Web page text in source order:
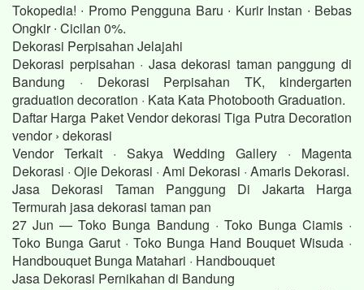
Tokopedia! ∙ Promo Pengguna Baru ∙ Kurir Instan ∙ Bebas
Ongkir ∙ Cicilan 0%.
Dekorasi Perpisahan Jelajahi
Dekorasi perpisahan · Jasa dekorasi taman panggung di
Bandung · Dekorasi Perpisahan TK, kindergarten
graduation decoration · Kata Kata Photobooth Graduation.
Daftar Harga Paket Vendor dekorasi Tiga Putra Decoration
vendor › dekorasi
Vendor Terkait · Sakya Wedding Gallery · Magenta
Dekorasi · Ojie Dekorasi · Ami Dekorasi · Amaris Dekorasi.
Jasa Dekorasi Taman Panggung Di Jakarta Harga
Termurah jasa dekorasi taman pan
27 Jun — Toko Bunga Bandung · Toko Bunga Ciamis ·
Toko Bunga Garut · Toko Bunga Hand Bouquet Wisuda ·
Handbouquet Bunga Matahari · Handbouquet
Jasa Dekorasi Pernikahan di Bandung